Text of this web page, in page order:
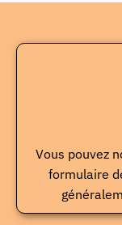
Vous pouvez
formulaire